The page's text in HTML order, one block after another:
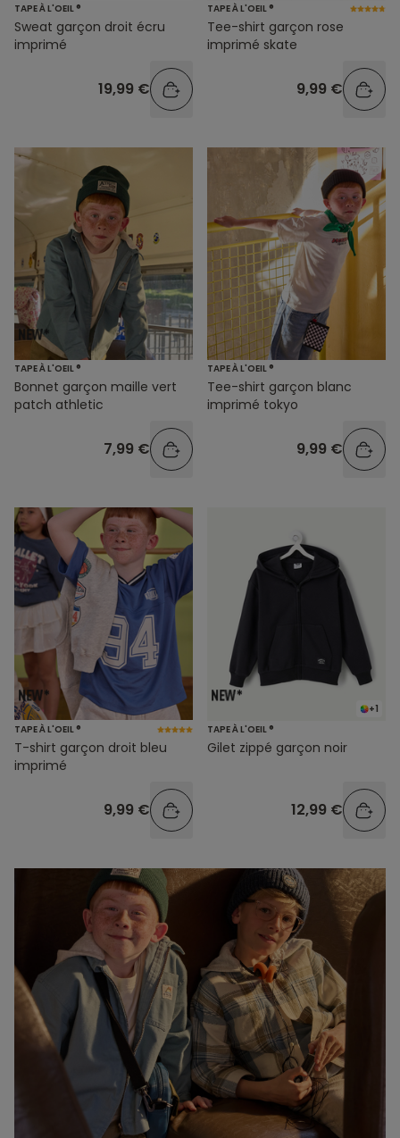
TAPE À L'OEIL ®
Sweat garçon droit écru
imprimé
19,99 €
TAPE À L'OEIL ®
Tee-shirt garçon rose
imprimé skate
9,99 €
TAPE À L'OEIL ®
Bonnet garçon maille vert
patch athletic
7,99 €
TAPE À L'OEIL ®
Tee-shirt garçon blanc
imprimé tokyo
9,99 €
TAPE À L'OEIL ®
T-shirt garçon droit bleu
imprimé
9,99 €
+1
TAPE À L'OEIL ®
Gilet zippé garçon noir
12,99 €